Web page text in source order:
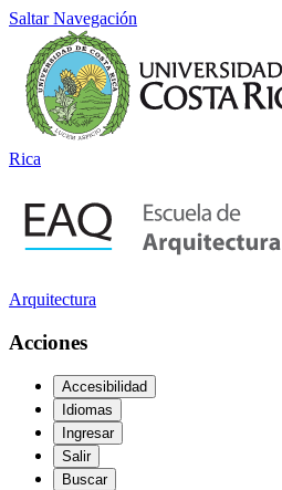
Saltar Navegación
Rica
Arquitectura
Acciones
Accesibilidad
Idiomas
Ingresar
Salir
Buscar